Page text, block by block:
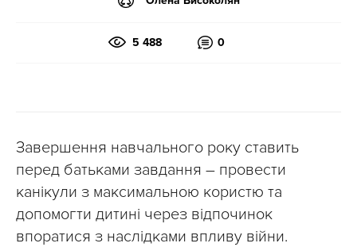
5 488 0
Завершення навчального року ставить
перед батьками завдання – провести
канікули з максимальною користю та
допомогти дитині через відпочинок
впоратися з наслідками впливу війни.